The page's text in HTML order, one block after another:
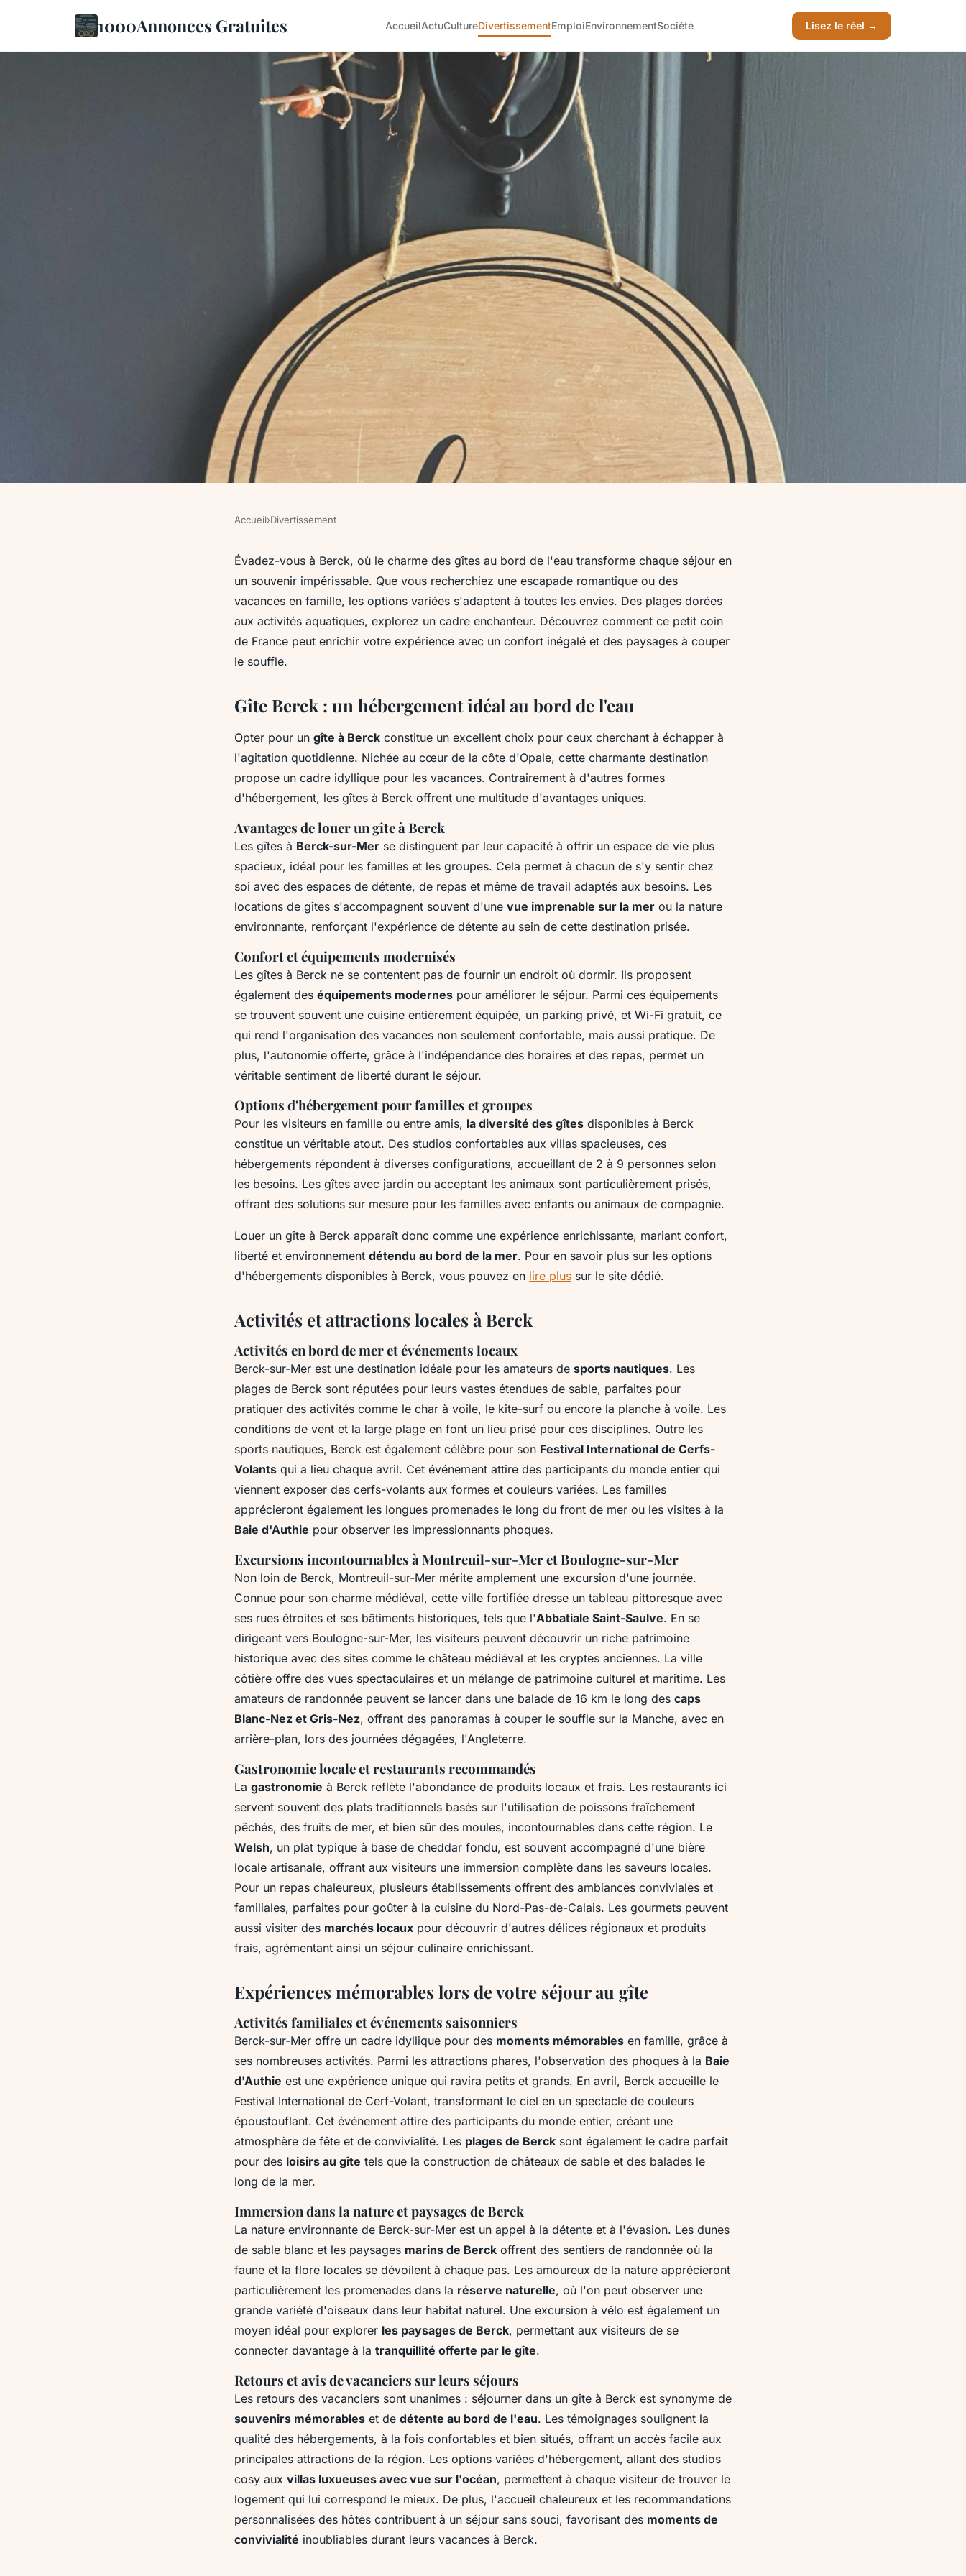
1000Annonces Gratuites AccueilActuCultureDivertissementEmploiEnvironnementSociété Lisez le réel →
Gîte berck : une expérience
inoubliable au bord de l'eau
Accueil›Divertissement
Évadez-vous à Berck, où le charme des gîtes au bord de l'eau transforme chaque séjour en
un souvenir impérissable. Que vous recherchiez une escapade romantique ou des
vacances en famille, les options variées s'adaptent à toutes les envies. Des plages dorées
aux activités aquatiques, explorez un cadre enchanteur. Découvrez comment ce petit coin
de France peut enrichir votre expérience avec un confort inégalé et des paysages à couper
le souffle.
Gîte Berck : un hébergement idéal au bord de l'eau
Opter pour un gîte à Berck constitue un excellent choix pour ceux cherchant à échapper à
l'agitation quotidienne. Nichée au cœur de la côte d'Opale, cette charmante destination
propose un cadre idyllique pour les vacances. Contrairement à d'autres formes
d'hébergement, les gîtes à Berck offrent une multitude d'avantages uniques.
Avantages de louer un gîte à Berck
Les gîtes à Berck-sur-Mer se distinguent par leur capacité à offrir un espace de vie plus
spacieux, idéal pour les familles et les groupes. Cela permet à chacun de s'y sentir chez
soi avec des espaces de détente, de repas et même de travail adaptés aux besoins. Les
locations de gîtes s'accompagnent souvent d'une vue imprenable sur la mer ou la nature
environnante, renforçant l'expérience de détente au sein de cette destination prisée.
Confort et équipements modernisés
Les gîtes à Berck ne se contentent pas de fournir un endroit où dormir. Ils proposent
également des équipements modernes pour améliorer le séjour. Parmi ces équipements
se trouvent souvent une cuisine entièrement équipée, un parking privé, et Wi-Fi gratuit, ce
qui rend l'organisation des vacances non seulement confortable, mais aussi pratique. De
plus, l'autonomie offerte, grâce à l'indépendance des horaires et des repas, permet un
véritable sentiment de liberté durant le séjour.
Options d'hébergement pour familles et groupes
Pour les visiteurs en famille ou entre amis, la diversité des gîtes disponibles à Berck
constitue un véritable atout. Des studios confortables aux villas spacieuses, ces
hébergements répondent à diverses configurations, accueillant de 2 à 9 personnes selon
les besoins. Les gîtes avec jardin ou acceptant les animaux sont particulièrement prisés,
offrant des solutions sur mesure pour les familles avec enfants ou animaux de compagnie.
Louer un gîte à Berck apparaît donc comme une expérience enrichissante, mariant confort,
liberté et environnement détendu au bord de la mer. Pour en savoir plus sur les options
d'hébergements disponibles à Berck, vous pouvez en lire plus sur le site dédié.
Activités et attractions locales à Berck
Activités en bord de mer et événements locaux
Berck-sur-Mer est une destination idéale pour les amateurs de sports nautiques. Les
plages de Berck sont réputées pour leurs vastes étendues de sable, parfaites pour
pratiquer des activités comme le char à voile, le kite-surf ou encore la planche à voile. Les
conditions de vent et la large plage en font un lieu prisé pour ces disciplines. Outre les
sports nautiques, Berck est également célèbre pour son Festival International de Cerfs-
Volants qui a lieu chaque avril. Cet événement attire des participants du monde entier qui
viennent exposer des cerfs-volants aux formes et couleurs variées. Les familles
apprécieront également les longues promenades le long du front de mer ou les visites à la
Baie d'Authie pour observer les impressionnants phoques.
Excursions incontournables à Montreuil-sur-Mer et Boulogne-sur-Mer
Non loin de Berck, Montreuil-sur-Mer mérite amplement une excursion d'une journée.
Connue pour son charme médiéval, cette ville fortifiée dresse un tableau pittoresque avec
ses rues étroites et ses bâtiments historiques, tels que l'Abbatiale Saint-Saulve. En se
dirigeant vers Boulogne-sur-Mer, les visiteurs peuvent découvrir un riche patrimoine
historique avec des sites comme le château médiéval et les cryptes anciennes. La ville
côtière offre des vues spectaculaires et un mélange de patrimoine culturel et maritime. Les
amateurs de randonnée peuvent se lancer dans une balade de 16 km le long des caps
Blanc-Nez et Gris-Nez, offrant des panoramas à couper le souffle sur la Manche, avec en
arrière-plan, lors des journées dégagées, l'Angleterre.
Gastronomie locale et restaurants recommandés
La gastronomie à Berck reflète l'abondance de produits locaux et frais. Les restaurants ici
servent souvent des plats traditionnels basés sur l'utilisation de poissons fraîchement
pêchés, des fruits de mer, et bien sûr des moules, incontournables dans cette région. Le
Welsh, un plat typique à base de cheddar fondu, est souvent accompagné d'une bière
locale artisanale, offrant aux visiteurs une immersion complète dans les saveurs locales.
Pour un repas chaleureux, plusieurs établissements offrent des ambiances conviviales et
familiales, parfaites pour goûter à la cuisine du Nord-Pas-de-Calais. Les gourmets peuvent
aussi visiter des marchés locaux pour découvrir d'autres délices régionaux et produits
frais, agrémentant ainsi un séjour culinaire enrichissant.
Expériences mémorables lors de votre séjour au gîte
Activités familiales et événements saisonniers
Berck-sur-Mer offre un cadre idyllique pour des moments mémorables en famille, grâce à
ses nombreuses activités. Parmi les attractions phares, l'observation des phoques à la Baie
d'Authie est une expérience unique qui ravira petits et grands. En avril, Berck accueille le
Festival International de Cerf-Volant, transformant le ciel en un spectacle de couleurs
époustouflant. Cet événement attire des participants du monde entier, créant une
atmosphère de fête et de convivialité. Les plages de Berck sont également le cadre parfait
pour des loisirs au gîte tels que la construction de châteaux de sable et des balades le
long de la mer.
Immersion dans la nature et paysages de Berck
La nature environnante de Berck-sur-Mer est un appel à la détente et à l'évasion. Les dunes
de sable blanc et les paysages marins de Berck offrent des sentiers de randonnée où la
faune et la flore locales se dévoilent à chaque pas. Les amoureux de la nature apprécieront
particulièrement les promenades dans la réserve naturelle, où l'on peut observer une
grande variété d'oiseaux dans leur habitat naturel. Une excursion à vélo est également un
moyen idéal pour explorer les paysages de Berck, permettant aux visiteurs de se
connecter davantage à la tranquillité offerte par le gîte.
Retours et avis de vacanciers sur leurs séjours
Les retours des vacanciers sont unanimes : séjourner dans un gîte à Berck est synonyme de
souvenirs mémorables et de détente au bord de l'eau. Les témoignages soulignent la
qualité des hébergements, à la fois confortables et bien situés, offrant un accès facile aux
principales attractions de la région. Les options variées d'hébergement, allant des studios
cosy aux villas luxueuses avec vue sur l'océan, permettent à chaque visiteur de trouver le
logement qui lui correspond le mieux. De plus, l'accueil chaleureux et les recommandations
personnalisées des hôtes contribuent à un séjour sans souci, favorisant des moments de
convivialité inoubliables durant leurs vacances à Berck.